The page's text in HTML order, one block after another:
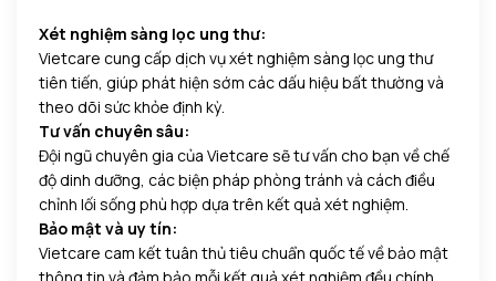
Xét nghiệm sàng lọc ung thư:
Vietcare cung cấp dịch vụ xét nghiệm sàng lọc ung thư
tiên tiến, giúp phát hiện sớm các dấu hiệu bất thường và
theo dõi sức khỏe định kỳ.
Tư vấn chuyên sâu:
Đội ngũ chuyên gia của Vietcare sẽ tư vấn cho bạn về chế
độ dinh dưỡng, các biện pháp phòng tránh và cách điều
chỉnh lối sống phù hợp dựa trên kết quả xét nghiệm.
Bảo mật và uy tín:
Vietcare cam kết tuân thủ tiêu chuẩn quốc tế về bảo mật